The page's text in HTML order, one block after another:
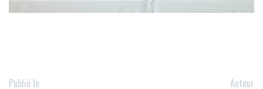
Publié le Auteur